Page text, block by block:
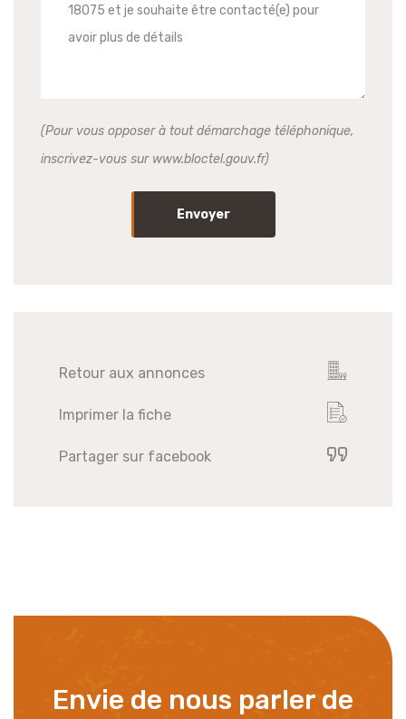
(Pour vous opposer à tout démarchage téléphonique,
inscrivez-vous sur www.bloctel.gouv.fr)
Envoyer
Retour aux annonces
Imprimer la fiche
Partager sur facebook
Envie de nous parler de